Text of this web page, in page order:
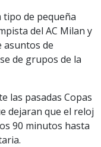
tipo de pequeña
del AC Milan y
asuntos de
de grupos de la
las pasadas Copas
dejaran que el reloj
90 minutos hasta